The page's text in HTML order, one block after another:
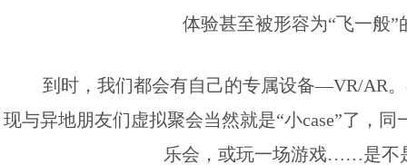
体验甚至被形容为“飞一般”
到时，我们都会有自己的专属设备—VR/AR
现与异地朋友们虚拟聚会当然就是“小case”了，
乐会，或玩一场游戏……是不